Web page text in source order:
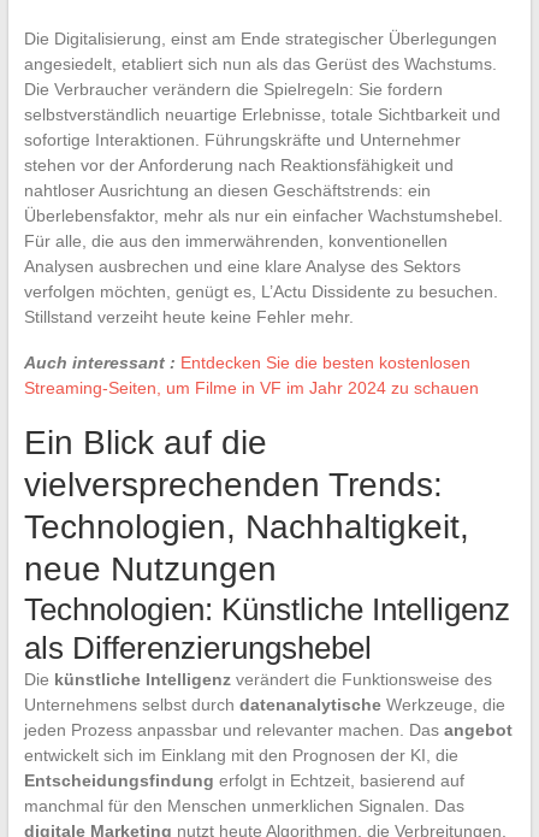
Die Digitalisierung, einst am Ende strategischer Überlegungen
angesiedelt, etabliert sich nun als das Gerüst des Wachstums.
Die Verbraucher verändern die Spielregeln: Sie fordern
selbstverständlich neuartige Erlebnisse, totale Sichtbarkeit und
sofortige Interaktionen. Führungskräfte und Unternehmer
stehen vor der Anforderung nach Reaktionsfähigkeit und
nahtloser Ausrichtung an diesen Geschäftstrends: ein
Überlebensfaktor, mehr als nur ein einfacher Wachstumshebel.
Für alle, die aus den immerwährenden, konventionellen
Analysen ausbrechen und eine klare Analyse des Sektors
verfolgen möchten, genügt es, L’Actu Dissidente zu besuchen.
Stillstand verzeiht heute keine Fehler mehr.
Auch interessant : Entdecken Sie die besten kostenlosen
Streaming-Seiten, um Filme in VF im Jahr 2024 zu schauen
Ein Blick auf die
vielversprechenden Trends:
Technologien, Nachhaltigkeit,
neue Nutzungen
Technologien: Künstliche Intelligenz
als Differenzierungshebel
Die künstliche Intelligenzverändert die Funktionsweise des
Unternehmens selbst durch datenanalytischeWerkzeuge, die
jeden Prozess anpassbar und relevanter machen. Das angebot
entwickelt sich im Einklang mit den Prognosen der KI, die
Entscheidungsfindung erfolgt in Echtzeit, basierend auf
manchmal für den Menschen unmerklichen Signalen. Das
digitale Marketing nutzt heute Algorithmen, die Verbreitungen,